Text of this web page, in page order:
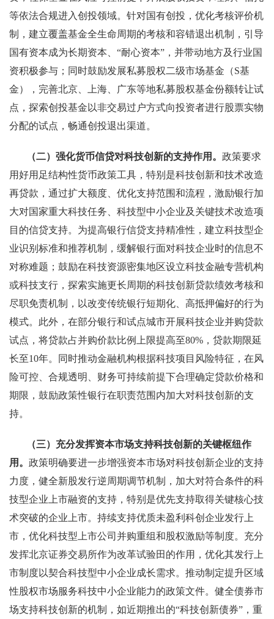
等依法合规进入创投领域。针对国有创投，优化考核评价机
制，建立覆盖基金全生命周期的考核和容错退出机制，引导
国有资本成为长期资本、“耐心资本”，并带动地方及行业国
资积极参与；同时鼓励发展私募股权二级市场基金（S基
金），完善北京、上海、广东等地私募股权基金份额转让试
点，探索创投基金以非交易过户方式向投资者进行股票实物
分配的试点，畅通创投退出渠道。
（二）强化货币信贷对科技创新的支持作用。 政策要求
用好用足结构性货币政策工具，特别是科技创新和技术改造
再贷款，通过扩大额度、优化支持范围和流程，激励银行加
大对国家重大科技任务、科技型中小企业及关键技术改造项
目的信贷支持。为提高银行信贷支持精准性，建立科技型企
业识别标准和推荐机制，缓解银行面对科技企业时的信息不
对称难题；鼓励在科技资源密集地区设立科技金融专营机构
或科技支行，探索实施更长周期的科技创新贷款绩效考核和
尽职免责机制，以改变传统银行短期化、高抵押偏好的行为
模式。此外，在部分银行和试点城市开展科技企业并购贷款
试点，将贷款占并购价款比例上限提高至80%，贷款期限延
长至10年。同时推动金融机构根据科技项目风险特征，在风
险可控、合规透明、财务可持续前提下合理确定贷款价格和
期限，鼓励政策性银行在职责范围内加大对科技创新的支
持。
（三）充分发挥资本市场支持科技创新的关键枢纽作
用。 政策明确要进一步增强资本市场对科技创新企业的支持
力度，健全新股发行逆周期调节机制，加大对符合条件的科
技型企业上市融资的支持，特别是优先支持取得关键核心技
术突破的企业上市。持续支持优质未盈利科创企业发行上
市，优化科技型上市公司并购重组和股权激励等制度。充分
发挥北京证券交易所作为改革试验田的作用，优化其发行上
市制度以契合科技型中小企业成长需求。推动制定提升区域
性股权市场服务科技中小企业能力的政策文件。健全债券市
场支持科技创新的机制，如近期推出的“科技创新债券”，重